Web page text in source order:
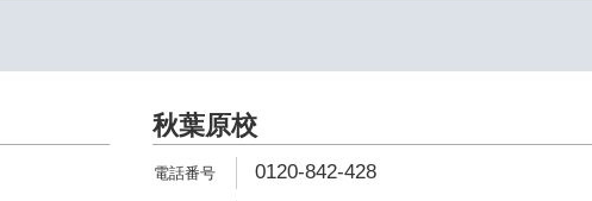
秋葉原校
0120-842-428